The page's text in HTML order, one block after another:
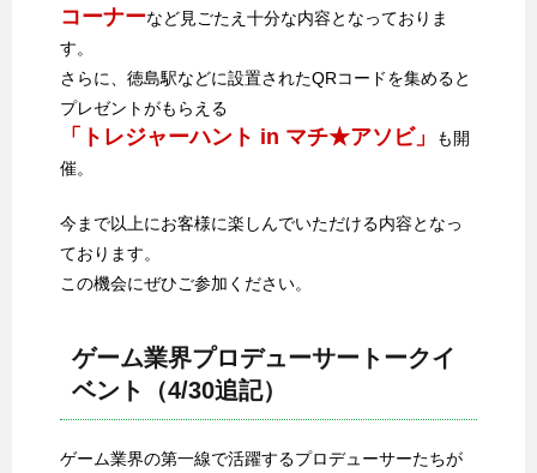
コーナーなど見ごたえ十分な内容となっておりま
す。
さらに、徳島駅などに設置されたQRコードを集めると
プレゼントがもらえる
「トレジャーハント in マチ★アソビ」
も開
催。
今まで以上にお客様に楽しんでいただける内容となっ
ております。
この機会にぜひご参加ください。
ゲーム業界プロデューサートークイ
ベント（4/30追記）
ゲーム業界の第一線で活躍するプロデューサーたちが